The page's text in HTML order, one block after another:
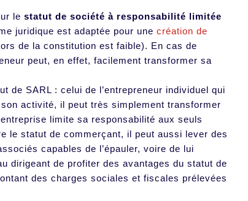
le statut de société à responsabilité limitée
juridique est adaptée pour une création de
de la constitution est faible). En cas de
peut, en effet, facilement transformer sa
de SARL : celui de l’entrepreneur individuel qui
activité, il peut très simplement transformer
limite sa responsabilité aux seuls
le statut de commerçant, il peut aussi lever des
capables de l’épauler, voire de lui
dirigeant de profiter des avantages du statut de
des charges sociales et fiscales prélevées